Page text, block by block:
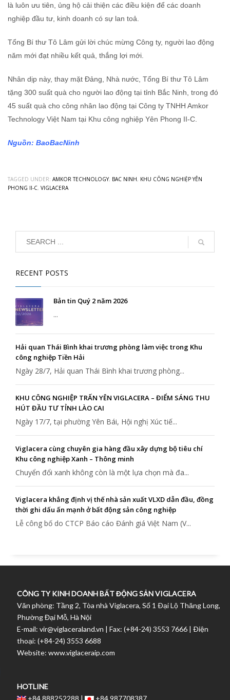
là luôn ưu tiên, ủng hộ cải thiện các điều kiện để các doanh
nghiệp đầu tư, kinh doanh có sự lan toả.
Tổng Bí thư Tô Lâm gửi lời chúc mừng Công ty, người lao động
năm mới đạt nhiều kết quả, thắng lợi mới.
Nhân dịp này, thay mặt Đảng, Nhà nước, Tổng Bí thư Tô Lâm
tặng 300 suất quà cho người lao động tại tỉnh Bắc Ninh, trong đó
45 suất quà cho công nhân lao động tại Công ty TNHH Amkor
Technology Việt Nam tại Khu công nghiệp Yên Phong II-C.
Nguồn: BaoBacNinh
TAGGED UNDER: AMKOR TECHNOLOGY, BAC NINH, KHU CÔNG NGHIỆP YÊN
PHONG II-C, VIGLACERA
RECENT POSTS
Bản tin Quý 2 năm 2026
...
Hải quan Thái Bình khai trương phòng làm việc trong Khu
công nghiệp Tiền Hải
Ngày 28/7, Hải quan Thái Bình khai trương phòng...
KHU CÔNG NGHIỆP TRẤN YÊN VIGLACERA – ĐIỂM SÁNG THU
HÚT ĐẦU TƯ TỈNH LÀO CAI
Ngày 17/7, tại phường Yên Bái, Hội nghị Xúc tiế...
Viglacera cùng chuyên gia hàng đầu xây dựng bộ tiêu chí
Khu công nghiệp Xanh – Thông minh
Chuyển đổi xanh không còn là một lựa chọn mà đa...
Viglacera khẳng định vị thế nhà sản xuất VLXD dẫn đầu, đồng
thời ghi dấu ấn mạnh ở bất động sản công nghiệp
Lễ công bố do CTCP Báo cáo Đánh giá Việt Nam (V...
CÔNG TY KINH DOANH BẤT ĐỘNG SẢN VIGLACERA
Văn phòng: Tầng 2, Tòa nhà Viglacera, Số 1 Ðại Lộ Thăng Long,
Phường Đại Mỗ, Hà Nội
E-mail: vir@viglaceraland.vn | Fax: (+84-24) 3553 7666 | Ðiện
thoại: (+84-24) 3553 6688
Website: www.viglaceraip.com
HOTLINE
+84 888252288 |
+84 987708387